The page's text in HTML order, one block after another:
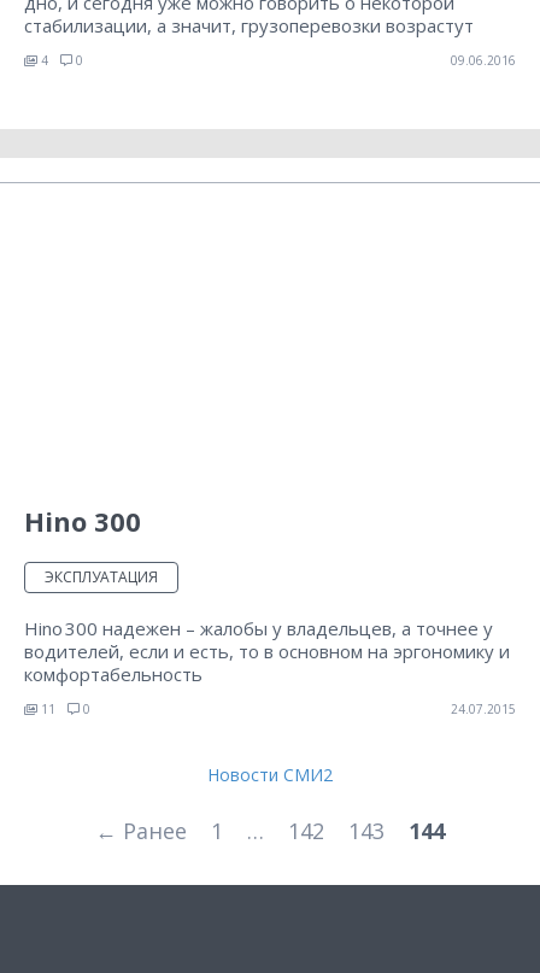
стабилизации, а значит, грузоперевозки возрастут
4 0 09.06.2016
Hino 300
ЭКСПЛУАТАЦИЯ
Hino 300 надежен – жалобы у владельцев, а точнее у
водителей, если и есть, то в основном на эргономику и
комфортабельность
11 0 24.07.2015
Новости СМИ2
← Ранее 1 … 142 143 144